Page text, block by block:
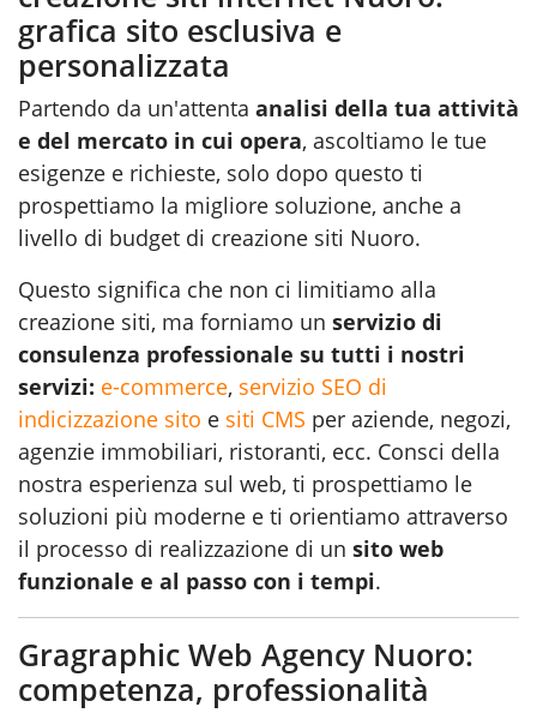
grafica sito esclusiva e
personalizzata
Partendo da un'attenta analisi della tua attività
e del mercato in cui opera, ascoltiamo le tue
esigenze e richieste, solo dopo questo ti
prospettiamo la migliore soluzione, anche a
livello di budget di creazione siti Nuoro.
Questo significa che non ci limitiamo alla
creazione siti, ma forniamo un servizio di
consulenza professionale su tutti i nostri
servizi: e-commerce, servizio SEO di
indicizzazione sito e siti CMS per aziende, negozi,
agenzie immobiliari, ristoranti, ecc. Consci della
nostra esperienza sul web, ti prospettiamo le
soluzioni più moderne e ti orientiamo attraverso
il processo di realizzazione di un sito web
funzionale e al passo con i tempi.
Gragraphic Web Agency Nuoro:
competenza, professionalità